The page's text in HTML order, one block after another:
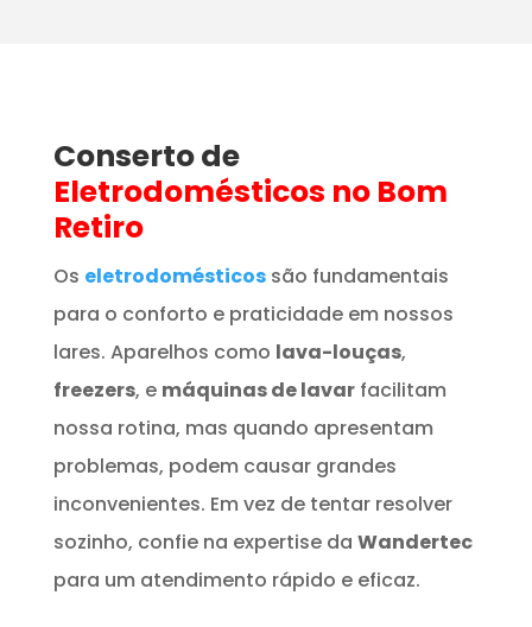
Conserto de
Eletrodomésticos no Bom
Retiro
Os eletrodomésticos são fundamentais
para o conforto e praticidade em nossos
lares. Aparelhos como lava-louças,
freezers, e máquinas de lavarfacilitam
nossa rotina, mas quando apresentam
problemas, podem causar grandes
inconvenientes. Em vez de tentar resolver
sozinho, confie na expertise da Wandertec
para um atendimento rápido e eficaz.